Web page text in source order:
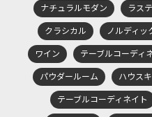
ナチュラルモダン
ラス
クラシカル
ノルディッ
ワイン
テーブルコーディ
パウダールーム
ハウス
テーブルコーディネイト